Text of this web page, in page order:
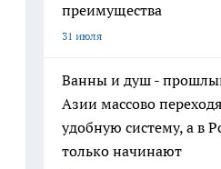
преимущества
31 июля
Ванны и душ -
Азии массово
удобную систему, а в
только начинают